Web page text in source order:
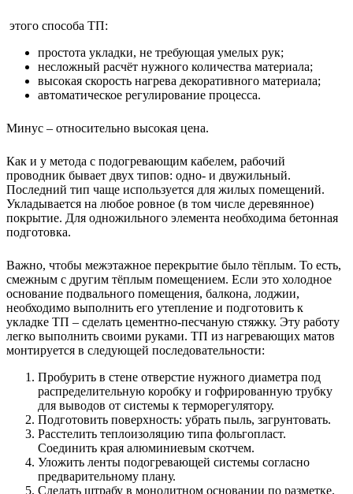
этого способа ТП:
простота укладки, не требующая умелых рук;
несложный расчёт нужного количества материала;
высокая скорость нагрева декоративного материала;
автоматическое регулирование процесса.
Минус – относительно высокая цена.
Как и у метода с подогревающим кабелем, рабочий
проводник бывает двух типов: одно- и двужильный.
Последний тип чаще используется для жилых помещений.
Укладывается на любое ровное (в том числе деревянное)
покрытие. Для одножильного элемента необходима бетонная
подготовка.
Важно, чтобы межэтажное перекрытие было тёплым. То есть,
смежным с другим тёплым помещением. Если это холодное
основание подвального помещения, балкона, лоджии,
необходимо выполнить его утепление и подготовить к
укладке ТП – сделать цементно-песчаную стяжку. Эту работу
легко выполнить своими руками. ТП из нагревающих матов
монтируется в следующей последовательности:
Пробурить в стене отверстие нужного диаметра под
распределительную коробку и гофрированную трубку
для выводов от системы к терморегулятору.
Подготовить поверхность: убрать пыль, загрунтовать.
Расстелить теплоизоляцию типа фольгопласт.
Соединить края алюминиевым скотчем.
Уложить ленты подогревающей системы согласно
предварительному плану.
Сделать штрабу в монолитном основании по разметке.